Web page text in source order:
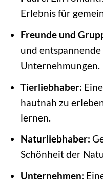
Erlebnis für
Freunde und
und
Unternehmungen.
Tierliebhaber:
hautnah zu
lernen.
Naturliebhaber:
Schönheit der
Unternehmen: